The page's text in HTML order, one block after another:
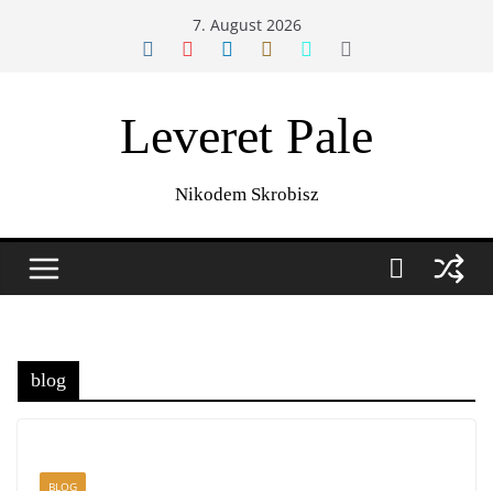
7. August 2026
Leveret Pale
Nikodem Skrobisz
blog
BLOG